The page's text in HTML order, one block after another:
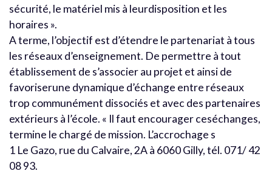
sécurité, le matériel mis à leurdisposition et les
horaires ».
A terme, l’objectif est d’étendre le partenariat à tous
les réseaux d’enseignement. De permettre à tout
établissement de s’associer au projet et ainsi de
favoriserune dynamique d’échange entre réseaux
trop communément dissociés et avec des partenaires
extérieurs à l’école. « Il faut encourager ceséchanges,
termine le chargé de mission. L’accrochage s
1 Le Gazo, rue du Calvaire, 2A à 6060 Gilly, tél. 071/ 42
08 93.